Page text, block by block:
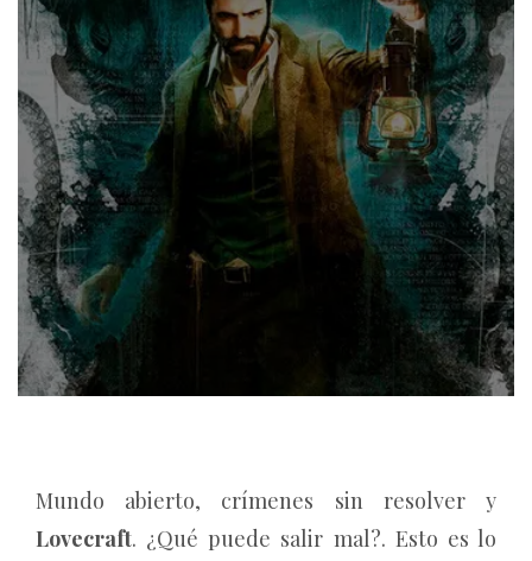
Mundo abierto, crímenes sin resolver y
Lovecraft. ¿Qué puede salir mal?. Esto es lo